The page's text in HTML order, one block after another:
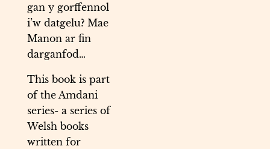
gan y gorffennol
i’w datgelu? Mae
Manon ar fin
darganfod…
This book is part
of the Amdani
series- a series of
Welsh books
written for